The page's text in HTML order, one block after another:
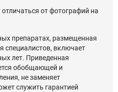
от фотографий на
препаратах, размещенная
специалистов, включает
лет. Приведенная
обобщающей и
не заменяет
служить гарантией